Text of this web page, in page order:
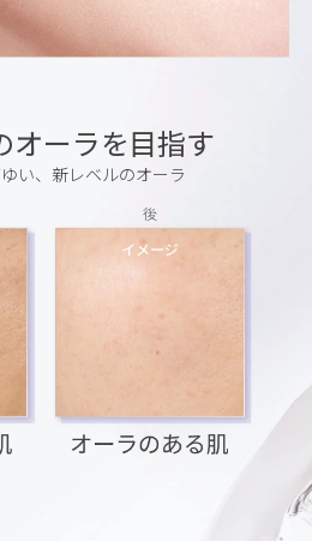
オーラを目指す
い、新レベルのオーラ